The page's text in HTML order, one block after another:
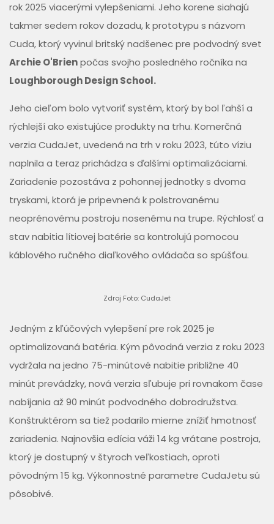
rok 2025 viacerými vylepšeniami. Jeho korene siahajú
takmer sedem rokov dozadu, k prototypu s názvom
Cuda, ktorý vyvinul britský nadšenec pre podvodný svet
Archie O'Brienpočas svojho posledného ročníka na
Loughborough Design School.
Jeho cieľom bolo vytvoriť systém, ktorý by bol ľahší a
rýchlejší ako existujúce produkty na trhu. Komerčná
verzia CudaJet, uvedená na trh v roku 2023, túto víziu
naplnila a teraz prichádza s ďalšími optimalizáciami.
Zariadenie pozostáva z pohonnej jednotky s dvoma
tryskami, ktorá je pripevnená k polstrovanému
neoprénovému postroju nosenému na trupe. Rýchlosť a
stav nabitia lítiovej batérie sa kontrolujú pomocou
káblového ručného diaľkového ovládača so spúšťou.
Zdroj Foto: CudaJet
Jedným z kľúčových vylepšení pre rok 2025 je
optimalizovaná batéria. Kým pôvodná verzia z roku 2023
vydržala na jedno 75-minútové nabitie približne 40
minút prevádzky, nová verzia sľubuje pri rovnakom čase
nabíjania až 90 minút podvodného dobrodružstva.
Konštruktérom sa tiež podarilo mierne znížiť hmotnosť
zariadenia. Najnovšia edícia váži 14 kg vrátane postroja,
ktorý je dostupný v štyroch veľkostiach, oproti
pôvodným 15 kg. Výkonnostné parametre CudaJetu sú
pôsobivé.